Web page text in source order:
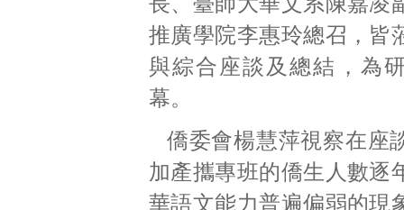
推廣學院李惠玲總召，皆
與綜合座談及總結，為
幕。
僑委會楊慧萍視察在座
加產攜專班的僑生人數逐
華語文能力普遍偏弱的現